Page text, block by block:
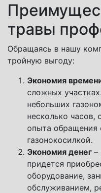
травы
Обращаясь в нашу
тройную выгоду:
Экономия
сложных
небольших
несколько часов,
опыта
газонокосилкой.
Экономия денег –
придется
оборудование,
обслуживанием,